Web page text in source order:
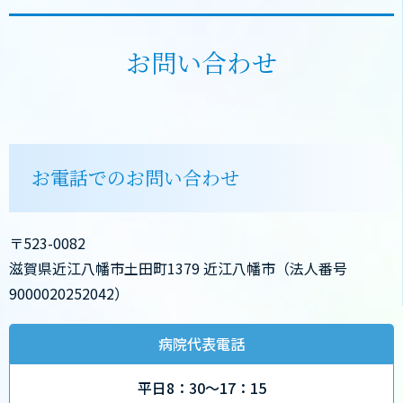
ー
シ
お問い合わせ
お電話でのお問い合わせ
〒523-0082
滋賀県近江八幡市土田町1379 近江八幡市（法人番号
9000020252042）
病院代表電話
平日8：30～17：15